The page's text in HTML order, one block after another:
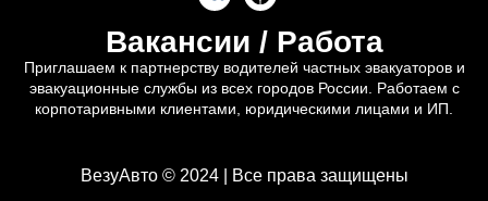
Вакансии / Работа
Приглашаем к партнерству водителей частных эвакуаторов и
эвакуационные службы из всех городов России. Работаем с
корпотаривными клиентами, юридическими лицами и ИП.
ВезуАвто © 2024 | Все права защищены